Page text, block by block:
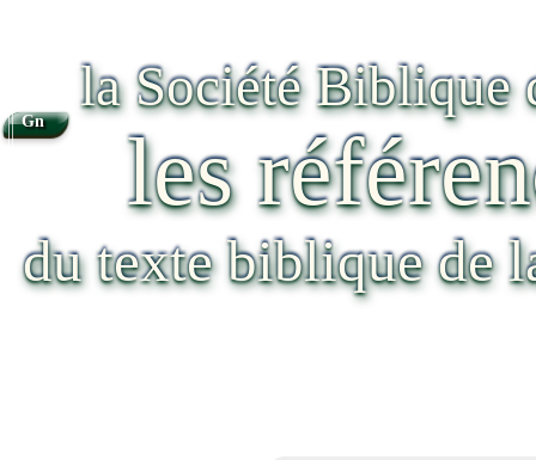
la Société Biblique
les
du texte biblique de
Gn